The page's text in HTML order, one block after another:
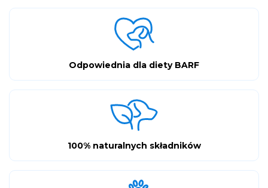
Odpowiednia dla diety BARF
100% naturalnych składników